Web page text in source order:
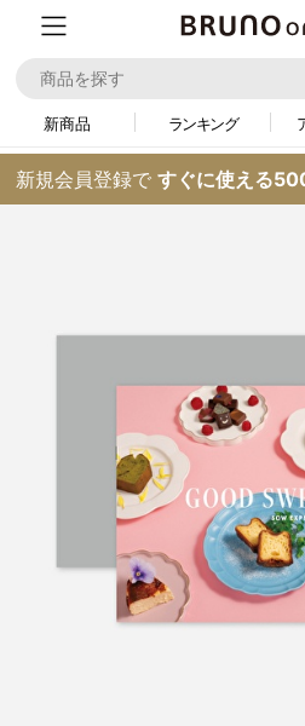
新商品 ランキング
新規会員登録で すぐに使える